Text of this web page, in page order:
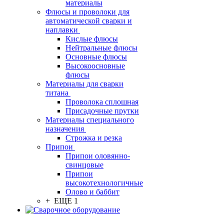
материалы
Флюсы и проволоки для
автоматической сварки и
наплавки
Кислые флюсы
Нейтральные флюсы
Основные флюсы
Высокоосновные
флюсы
Материалы для сварки
титана
Проволока сплошная
Присадочные прутки
Материалы специального
назначения
Строжка и резка
Припои
Припои оловянно-
свинцовые
Припои
высокотехнологичные
Олово и баббит
+ ЕЩЕ 1